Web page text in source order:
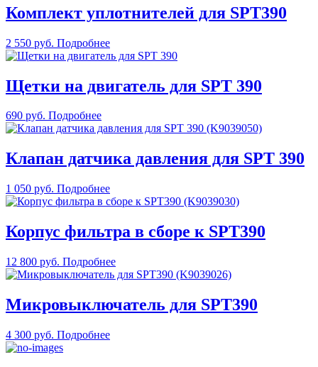
Комплект уплотнителей для SPT390
2 550 руб. Подробнее
Щетки на двигатель для SPT 390
690 руб. Подробнее
Клапан датчика давления для SPT 390
1 050 руб. Подробнее
Корпус фильтра в сборе к SPT390
12 800 руб. Подробнее
Микровыключатель для SPT390
4 300 руб. Подробнее